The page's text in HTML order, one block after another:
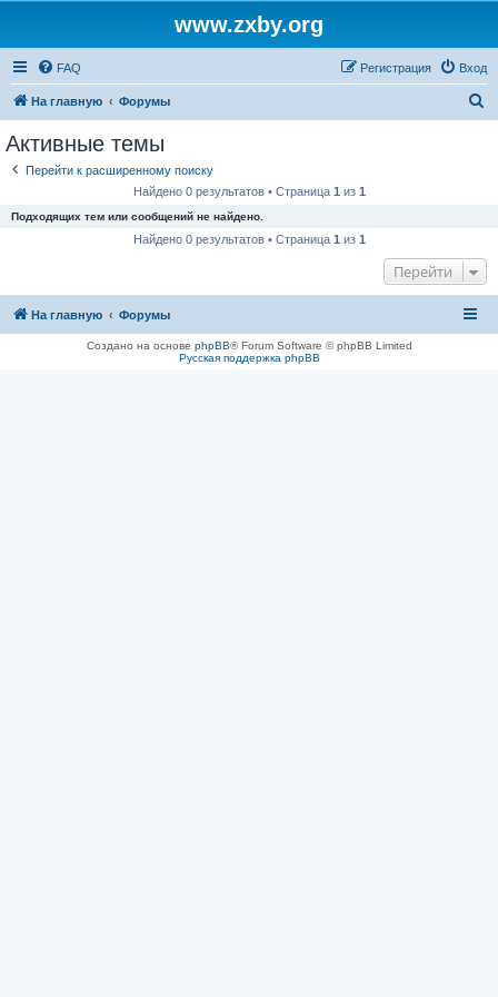
www.zxby.org
FAQ Вход
Регистрация
На главную Форумы
Активные темы
Перейти к расширенному поиску
Найдено 0 результатов • Страница 1 из 1
Подходящих тем или сообщений не найдено.
Найдено 0 результатов • Страница 1 из 1
Перейти
На главную Форумы
Создано на основе phpBB® Forum Software © phpBB Limited
Русская поддержка phpBB